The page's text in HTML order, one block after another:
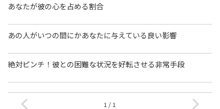
あなたが彼の心を占める割合
あの人がいつの間にかあなたに与えている良い影響
絶対ピンチ！彼との困難な状況を好転させる非常手段
1 / 1